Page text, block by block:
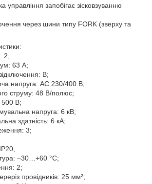
управління запобігає зісковзуванню
через шини типу FORK (зверху та
2;
63 А;
B;
напруга: AC 230/400 В;
струму: 48 В/полюс;
500 В;
напруга: 6 кВ;
здатність: 6 кА;
3;
–30…+60 °C;
2;
провідників: 25 мм²;